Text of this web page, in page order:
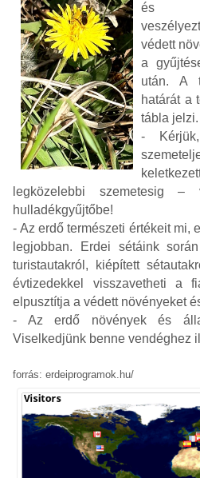
és
védett
a
után. A
határát a
tábla jelzi.
-
legközelebbi szemetesig
hulladékgyűjtőbe!
- Az erdő természeti értékeit mi,
legjobban. Erdei sétáink
turistautakról, kiépített
évtizedekkel visszavetheti a
elpusztítja a védett növényeket
- Az erdő növények és
Viselkedjünk benne vendéghez
forrás: erdeiprogramok.hu/